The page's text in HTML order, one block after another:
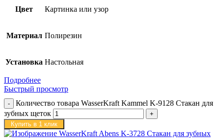
Цвет Картинка или узор
Материал Полирезин
Установка Настольная
Подробнее
Быстрый просмотр
Количество товара WasserKraft Kammel K-9128 Стакан для
зубных щеток
Купить в 1 клик